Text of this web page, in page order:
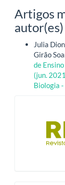
Artigos
autor(es)
Julia
Girão
de
(jun.
Biologia